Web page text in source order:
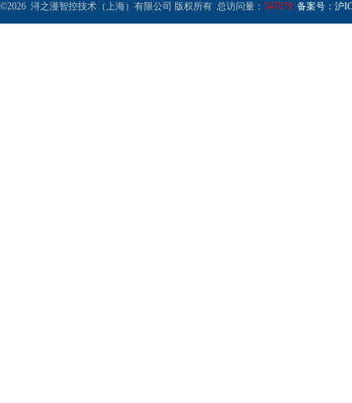
©2026 浔之漫智控技术（上海）有限公司 版权所有 总访问量： 547679 备案号：沪